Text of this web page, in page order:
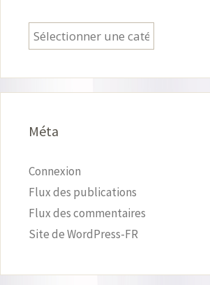
Catégories
Méta
Connexion
Flux des publications
Flux des commentaires
Site de WordPress-FR